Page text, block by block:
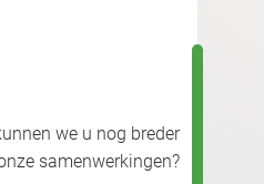
we u nog breder
samenwerkingen?